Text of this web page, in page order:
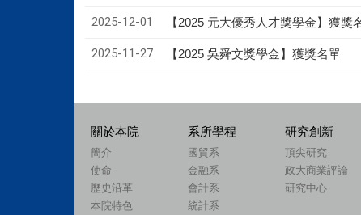
2025-12-01 【2025 元大優秀人才獎學金】獲獎
2025-11-27 【2025 吳舜文獎學金】獲獎名單
關於本院
簡介
使命
歷史沿革
本院特色
系所學程
國貿系
金融系
會計系
統計系
研究創新
頂尖研究
政大商業評論
研究中心